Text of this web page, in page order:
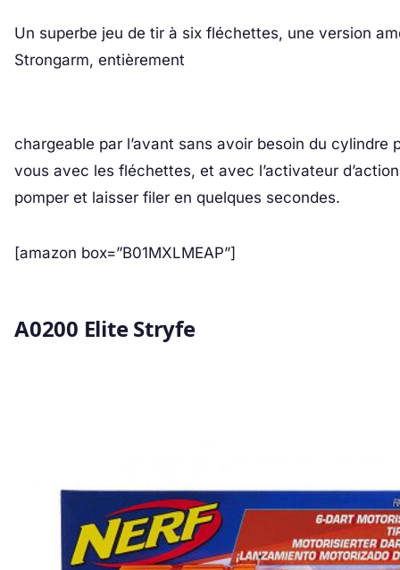
Un superbe jeu de tir à six fléchettes, une version
Strongarm, entièrement
chargeable par l’avant sans avoir besoin du cylindre
vous avec les fléchettes, et avec l’activateur
pomper et laisser filer en quelques secondes.
[amazon box=”B01MXLMEAP”]
A0200 Elite Stryfe